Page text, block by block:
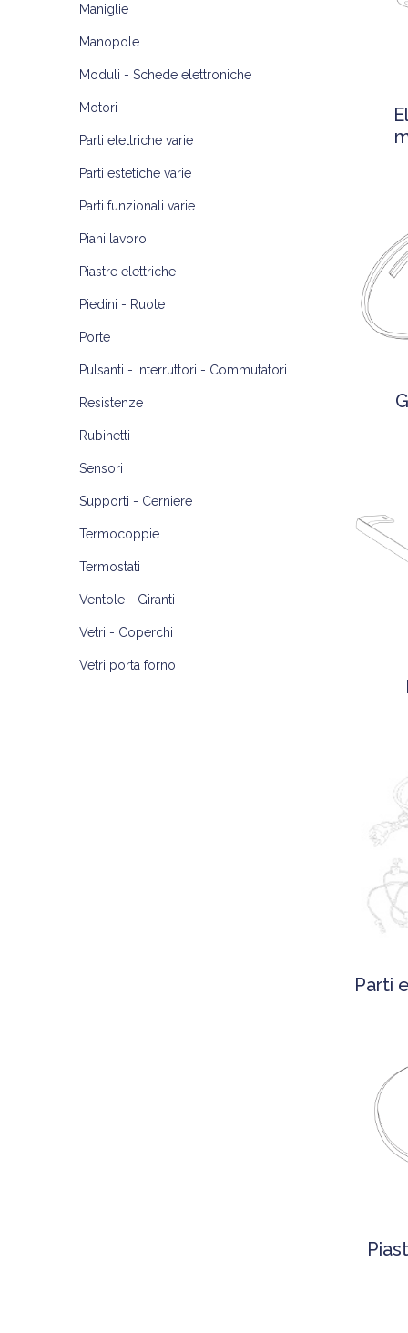
Parti
Maniglie
Manopole
Moduli - Schede elettroniche
Motori
Parti elettriche varie
Parti estetiche varie
Parti funzionali varie
Piani lavoro
Piastre elettriche
Piedini - Ruote
Porte
Pulsanti - Interruttori - Commutatori
Resistenze
Rubinetti
Sensori
Supporti - Cerniere
Termocoppie
Termostati
Ventole - Giranti
Vetri - Coperchi
Vetri porta forno